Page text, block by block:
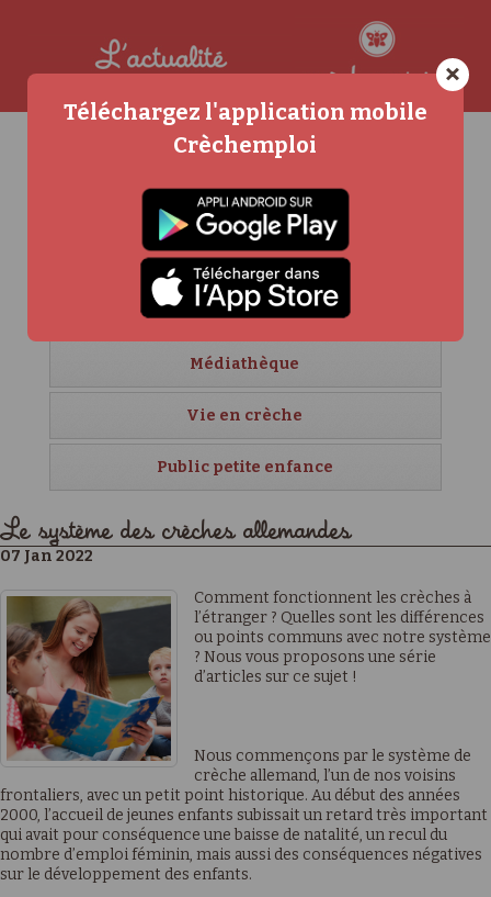
Agenda
Carrière et formation
Crèches étrangères
Créer sa crèche
Médiathèque
Vie en crèche
Public petite enfance
Le système des crèches allemandes
07 Jan 2022
Comment fonctionnent les crèches à
l’étranger ? Quelles sont les différences
ou points communs avec notre système
? Nous vous proposons une série
d’articles sur ce sujet !
Nous commençons par le système de
crèche allemand, l’un de nos voisins
frontaliers, avec un petit point historique. Au début des années
2000, l’accueil de jeunes enfants subissait un retard très important
qui avait pour conséquence une baisse de natalité, un recul du
nombre d’emploi féminin, mais aussi des conséquences négatives
sur le développement des enfants.
×
Téléchargez l'application mobile
Crèchemploi